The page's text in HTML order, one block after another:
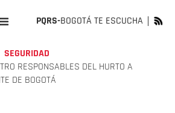
PQRS-BOGOTÁ TE ESCUCHA
SEGURIDAD
RESPONSABLES DEL HURTO A
DE BOGOTÁ